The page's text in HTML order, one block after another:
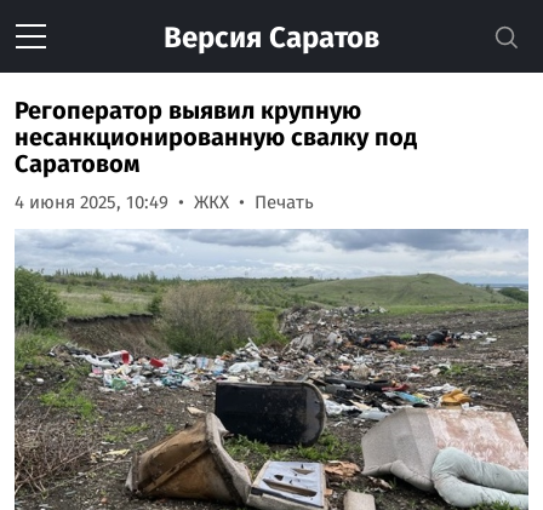
Версия Саратов
Регоператор выявил крупную
несанкционированную свалку под
Саратовом
4 июня 2025, 10:49 ЖКХ Печать